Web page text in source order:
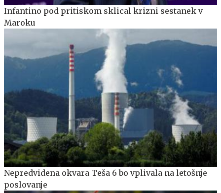
Infantino pod pritiskom sklical krizni sestanek v
Maroku
Nepredvidena okvara Teša 6 bo vplivala na letošnje
poslovanje